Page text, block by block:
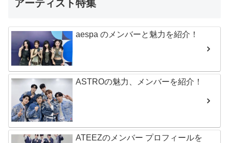
アーティスト特集
aespa のメンバーと魅力を紹介！
ASTROの魅力、メンバーを紹介！
ATEEZのメンバー プロフィールを